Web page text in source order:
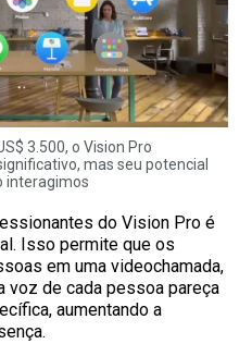
3.500, o Vision Pro
mas seu potencial
interagimos
do Vision Pro é
Isso permite que os
em uma videochamada,
voz de cada pessoa pareça
aumentando a